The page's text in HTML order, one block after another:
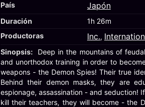
País Japón
Duración
1h 26m
Productoras
Inc.,
Sinopsis:
Deep in the mountains of
and unorthodox training in order to
weapons - the Demon Spies! Their true
Behind their demon masks, they are
espionage, assassination - and seduction!
kill their teachers, they will become - the